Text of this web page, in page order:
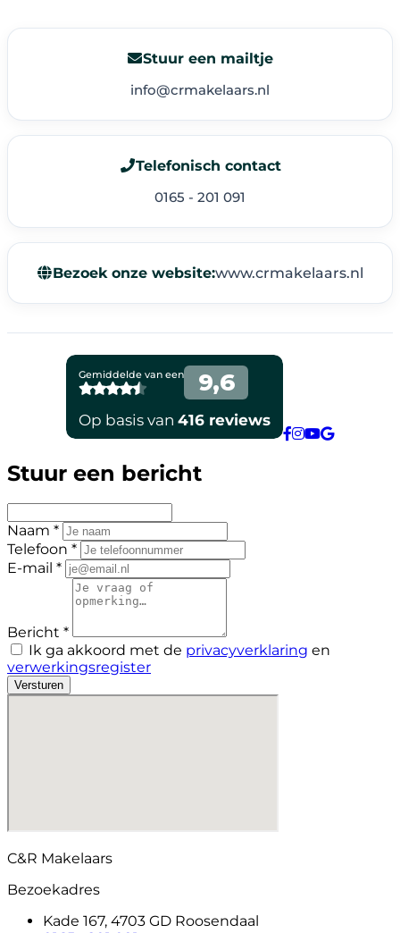
Stuur een mailtje
info@crmakelaars.nl
Telefonisch contact
0165 - 201 091
Bezoek onze website:www.crmakelaars.nl
Stuur een bericht
Naam *
Telefoon *
E-mail *
Bericht *
Ik ga akkoord met de privacyverklaring en
verwerkingsregister
Versturen
C&R Makelaars
Bezoekadres
Kade 167, 4703 GD Roosendaal